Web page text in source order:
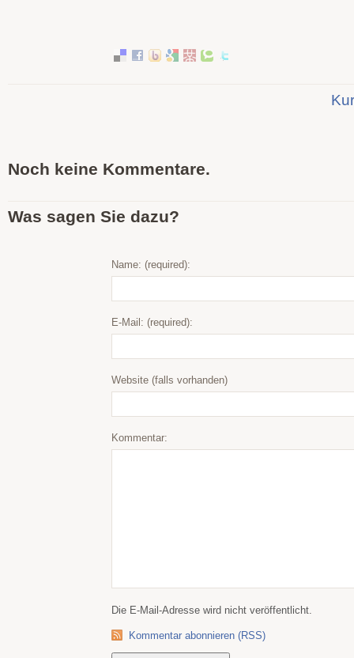
Noch keine Kommentare.
Was sagen Sie dazu?
Name: (required):
E-Mail: (required):
Website (falls vorhanden)
Kommentar:
Die E-Mail-Adresse wird nicht veröffentlicht.
Kommentar abonnieren (RSS)